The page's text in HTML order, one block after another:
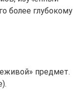
более глубокому
предмет.